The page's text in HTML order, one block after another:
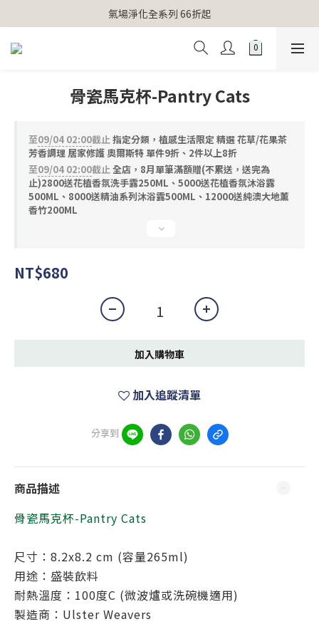
【官網獨家】首次消費 不限金額 即送 香遇熊超人行李吊牌
氣場淨化全系列 66折起
【官網獨家】首次消費 不限金額 即送 香遇熊超人行李吊牌
骨瓷馬克杯-Pantry Cats
至09/04 02:00截止指定分類，植感生活限定 精選 花草/花果茶
芳香調理 居家修護 奧爾斯特 單件9折、2件以上8折
至09/04 02:00截止全店，8月單筆滿額贈(不累送，送完為
止)2800送花植香氛洗手露250ML、5000送花植香氛沐浴露
500ML、8000送精油系列沐浴露500ML、12000送純澳大地薰
香竹200ML
NT$680
加入購物車
加入追蹤清單
分享到
商品描述
骨瓷馬克杯-Pantry Cats
尺寸：8.2x8.2 cm (容量265ml)
用途：盛裝飲料
耐熱溫度：100度C (微波爐或洗碗機適用)
製造商：Ulster Weavers